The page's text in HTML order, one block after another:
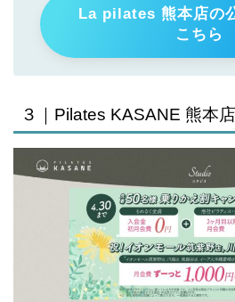
La pilates 熊本店の
こちら
３｜Pilates KASANE 熊本店